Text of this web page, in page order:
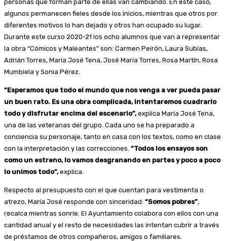
personas que forman parte de ellas van cambiando. En este caso,
algunos permanecen fieles desde los inicios, mientras que otros por
diferentes motivos lo han dejado y otros han ocupado su lugar.
Durante este curso 2020-21 los ocho alumnos que van a representar
la obra “Cómicos y Maleantes” son: Carmen Peirón, Laura Subías,
Adrián Torres, María José Tena, José María Torres, Rosa Martín, Rosa
Mumbiela y Sonia Pérez.
“Esperamos que todo el mundo que nos venga a ver pueda pasar
un buen rato. Es una obra complicada, intentaremos cuadrarlo
todo y disfrutar encima del escenario”,explica María José Tena,
una de las veteranas del grupo. Cada uno se ha preparado a
conciencia su personaje, tanto en casa con los textos, como en clase
con la interpretación y las correcciones. “Todos los ensayos son
como un estreno, lo vamos desgranando en partes y poco a poco
lo unimos todo”,explica.
Respecto al presupuesto con el que cuentan para vestimenta o
atrezo, María José responde con sinceridad: “Somos pobres”,
recalca mientras sonríe. El Ayuntamiento colabora con ellos con una
cantidad anual y el resto de necesidades las intentan cubrir a través
de préstamos de otros compañeros, amigos o familiares.